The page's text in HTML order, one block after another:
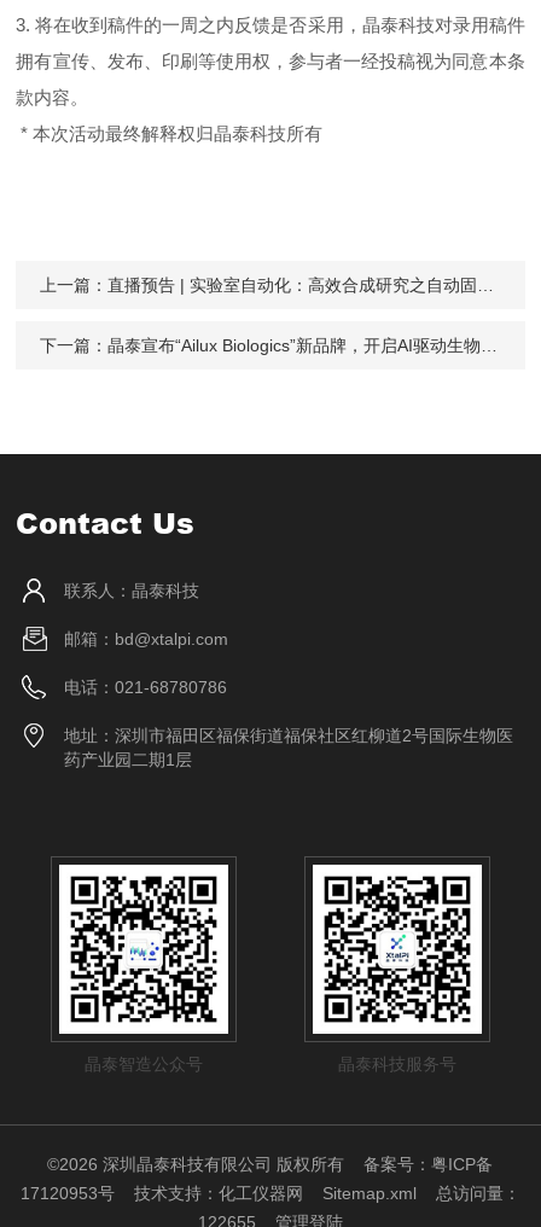
3. 将在收到稿件的一周之内反馈是否采用，晶泰科技对录用稿件
拥有宣传、发布、印刷等使用权，参与者一经投稿视为同意本条
款内容。
* 本次活动最终解释权归晶泰科技所有
上一篇：直播预告 | 实验室自动化：高效合成研究之自动固体投料应用
下一篇：晶泰宣布“Ailux Biologics”新品牌，开启AI驱动生物药发现的新篇章
Contact Us
联系人：晶泰科技
邮箱：bd@xtalpi.com
电话：021-68780786
地址：深圳市福田区福保街道福保社区红柳道2号国际生物医
药产业园二期1层
晶泰科技服务号
晶泰智造公众号
©2026 深圳晶泰科技有限公司 版权所有备案号：粤ICP备
17120953号技术支持： 化工仪器网 Sitemap.xml 总访问量：
122655 管理登陆